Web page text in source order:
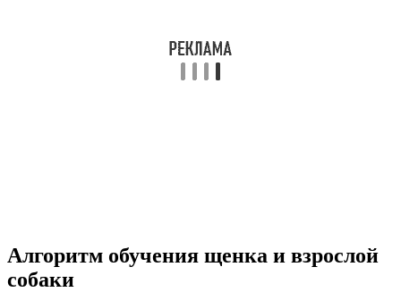
Алгоритм обучения щенка и взрослой
собаки